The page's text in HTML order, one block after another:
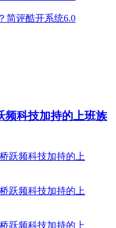
频科技加持的上班族